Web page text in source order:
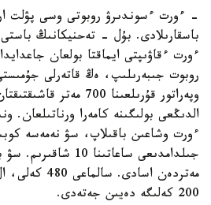
- ءورت ءسوندىرۋ روبوتى وسى پۋلت
باسقارىلادى. بۇل - تەحنيكانىڭ
ءورت ءقاۋىپتى ايماقتا بولعان
روبوت جىبەرىلىپ، ەڭ قاتەرلى
وپەراتور قۇرىلعىنا 700
الدىڭعى بولىگىنە كامەرا ورناتىلعان.
ءورت وشاعىن باقىلاپ، سۋ نەمەسە
مەتردەن
200 كەلىگە دەيىن جەتەدى.